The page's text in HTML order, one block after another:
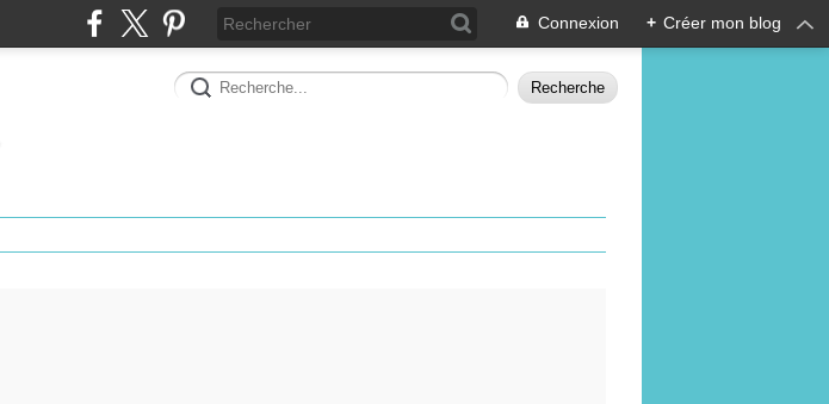
Connexion + Créer mon blog